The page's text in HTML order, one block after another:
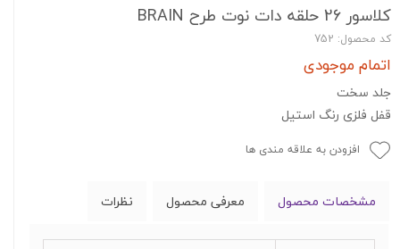
کلاسور 26 حلقه دات نوت طرح BRAIN
کد محصول: 752
اتمام موجودی
جلد سخت
قفل فلزی رنگ استیل
افزودن به علاقه مندی ها
مشخصات محصول معرفی محصول نظرات